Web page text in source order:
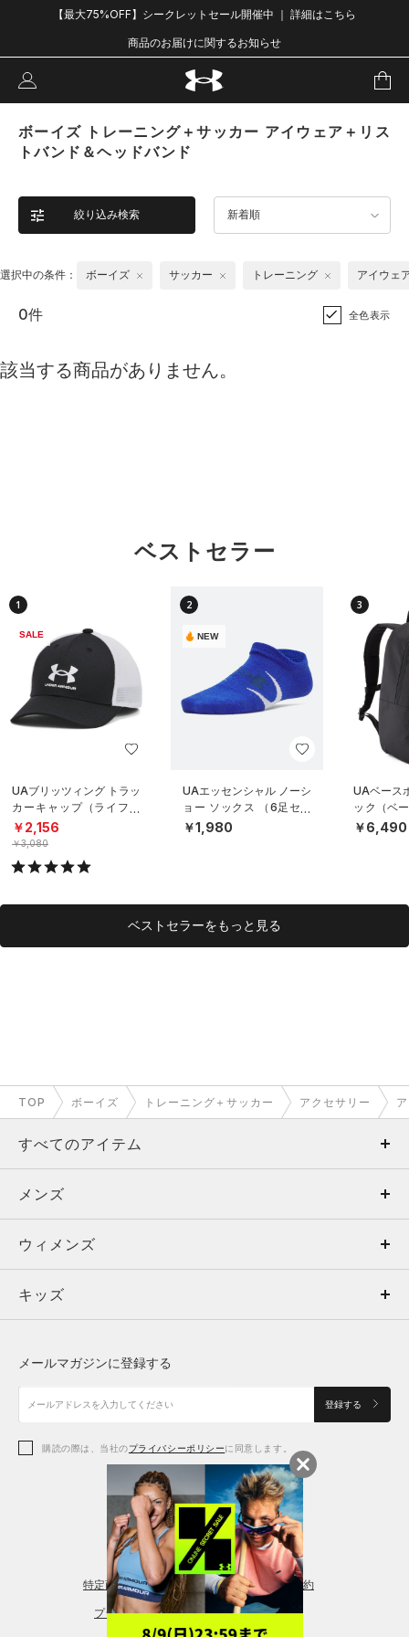
【最大75%OFF】シークレットセール開催中 ｜ 詳細はこちら
商品のお届けに関するお知らせ
ボーイズ トレーニング＋サッカー アイウェア＋リス
トバンド＆ヘッドバンド
絞り込み検索 新着順
選択中の条件： ボーイズ サッカー トレーニング アイウェ
0件 全色表示
該当する商品がありません。
ベストセラー
1
SALE
UAブリッツィング トラッ
カーキャップ（ライフス
タイル/BOYS）
￥2,156
￥3,080
2
NEW
UAエッセンシャル ノーシ
ョー ソックス （6足セッ
ト）（トレーニング/KID
S）
￥1,980
3
UAベース
ック（ベ
S）
￥6,490
ベストセラーをもっと見る
TOP ボーイズ トレーニング＋サッカー アクセサリー
すべてのアイテム
メンズ
ウィメンズ
キッズ
アクセサリー
メンズ
トップス
ボトムス
アクセサリー
ウィメンズ
トップス
シューズ
アクセサリー
レギンス＆タイツ
キッズ
シューズ
メールマガジンに登録する
登録する
購読の際は、当社のプライバシーポリシーに同意します。
特定商取引法に基づく通販の表記 会員規約
プライバシーポリシー